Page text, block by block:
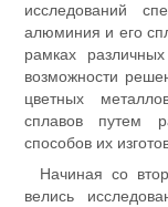
исследований
алюминия и его
рамках
возможности
цветных
сплавов путем
способов их
Начиная со
велись